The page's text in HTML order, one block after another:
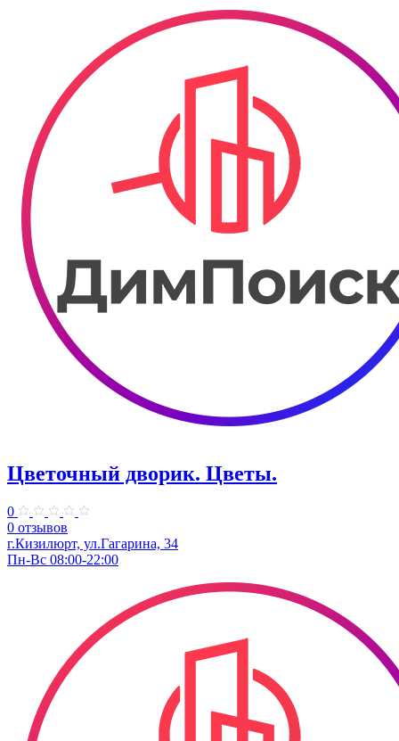
Цветочный дворик. Цветы.
0
0 отзывов
г.Кизилюрт, ул.Гагарина, 34
Пн-Вс 08:00-22:00